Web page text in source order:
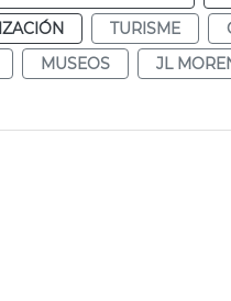
TURISME
MUSEOS
JL